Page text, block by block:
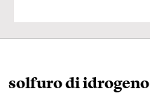
solfuro di idrogeno